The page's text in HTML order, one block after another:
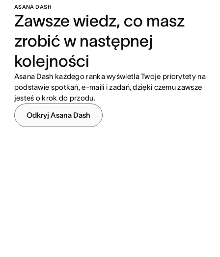
ASANA DASH
Zawsze wiedz, co masz
zrobić w następnej
kolejności
Asana Dash każdego ranka wyświetla Twoje priorytety na
podstawie spotkań, e-maili i zadań, dzięki czemu zawsze
jesteś o krok do przodu.
Odkryj Asana Dash